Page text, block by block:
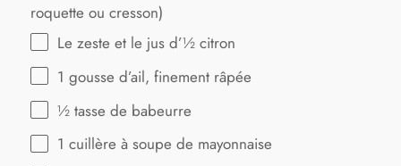
roquette ou cresson)
Le zeste et le jus d’½ citron
1 gousse d’ail, finement râpée
½ tasse de babeurre
1 cuillère à soupe de mayonnaise